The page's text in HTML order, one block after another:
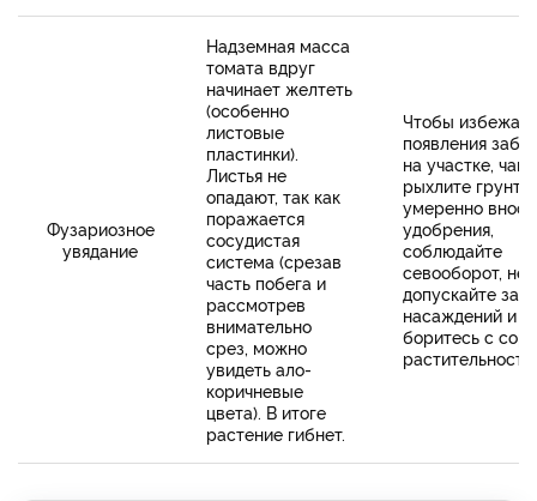
Фузариозное
увядание
Надземная масса
томата вдруг
начинает желтеть
(особенно
листовые
пластинки).
Листья не
опадают, так как
поражается
сосудистая
система (срезав
часть побега и
рассмотрев
внимательно
срез, можно
увидеть ало-
коричневые
цвета). В итоге
растение гибнет.
Чтобы избежать
появления
на участке,
рыхлите грунт,
умеренно
удобрения,
соблюдайте
севооборот, не
допускайте
насаждений и
боритесь с